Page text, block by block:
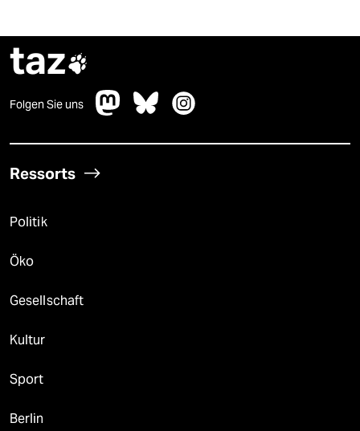
taz
Folgen Sie uns
Ressorts
Politik
Öko
Gesellschaft
Kultur
Sport
Berlin